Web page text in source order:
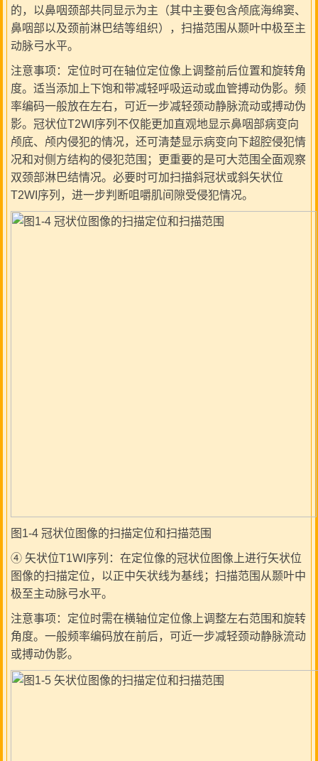
的，以鼻咽颈部共同显示为主（其中主要包含颅底海绵窦、
鼻咽部以及颈前淋巴结等组织），扫描范围从颞叶中极至主
动脉弓水平。
注意事项：定位时可在轴位定位像上调整前后位置和旋转角
度。适当添加上下饱和带减轻呼吸运动或血管搏动伪影。频
率编码一般放在左右，可近一步减轻颈动静脉流动或搏动伪
影。冠状位T2WI序列不仅能更加直观地显示鼻咽部病变向
颅底、颅内侵犯的情况，还可清楚显示病变向下超腔侵犯情
况和对侧方结构的侵犯范围；更重要的是可大范围全面观察
双颈部淋巴结情况。必要时可加扫描斜冠状或斜矢状位
T2WI序列，进一步判断咀嚼肌间隙受侵犯情况。
图1-4 冠状位图像的扫描定位和扫描范围
④ 矢状位T1WI序列：在定位像的冠状位图像上进行矢状位
图像的扫描定位，以正中矢状线为基线；扫描范围从颞叶中
极至主动脉弓水平。
注意事项：定位时需在横轴位定位像上调整左右范围和旋转
角度。一般频率编码放在前后，可近一步减轻颈动静脉流动
或搏动伪影。